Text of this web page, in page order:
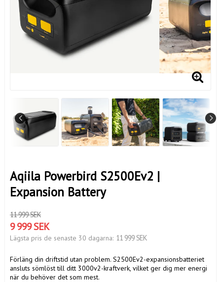
Aqiila Powerbird S2500Ev2 |
Expansion Battery
11 999 SEK
9 999 SEK
Lägsta pris de senaste 30 dagarna 11 999 SEK
Förläng din driftstid utan problem. S2500Ev2-expansionsbatteriet
ansluts sömlöst till ditt 3000v2-kraftverk, vilket ger dig mer energi
när du behöver det som mest.